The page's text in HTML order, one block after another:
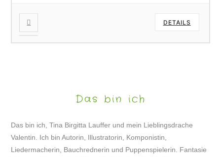
DETAILS
Das bin ich
Das bin ich, Tina Birgitta Lauffer und mein Lieblingsdrache
Valentin. Ich bin Autorin, Illustratorin, Komponistin,
Liedermacherin, Bauchrednerin und Puppenspielerin. Fantasie